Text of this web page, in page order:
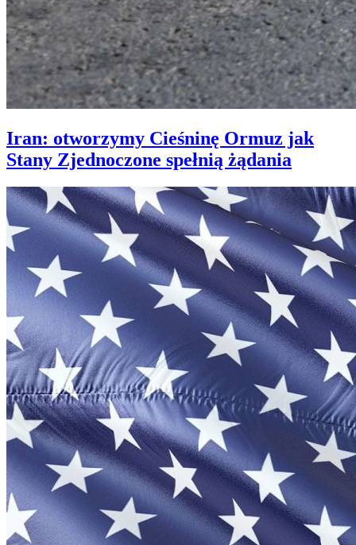
Iran: otworzymy Cieśninę Ormuz jak
Stany Zjednoczone spełnią żądania